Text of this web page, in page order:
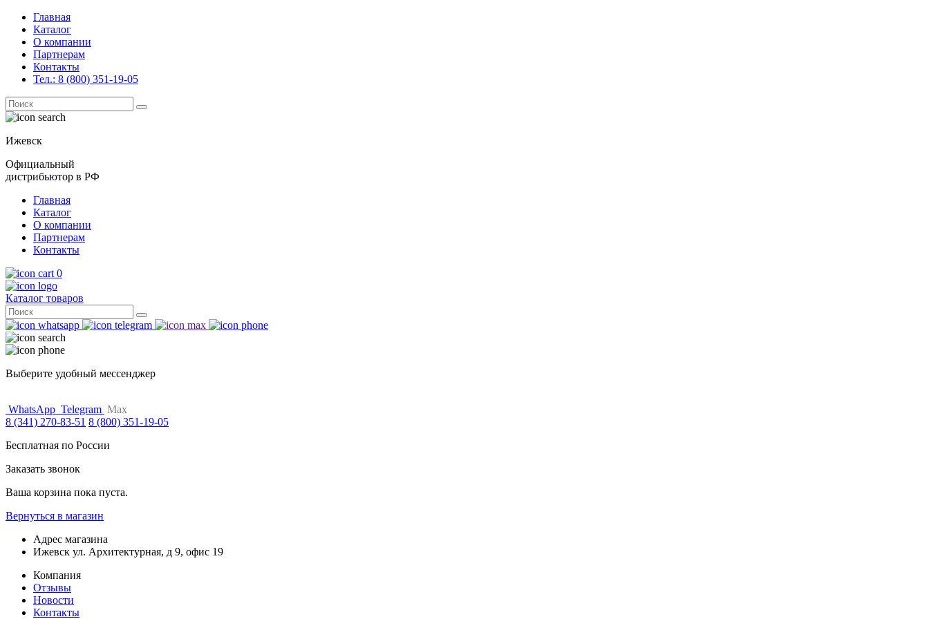
Главная
Каталог
О компании
Партнерам
Контакты
Тел.: 8 (800) 351-19-05
Поиск
for:
Ижевск
Официальный
дистрибьютор в РФ
Главная
Каталог
О компании
Партнерам
Контакты
0
Каталог товаров
Поиск
for:
Выберите удобный мессенджер
WhatsApp Telegram Max
8 (341) 270-83-51 8 (800) 351-19-05
Бесплатная по России
Заказать звонок
Ваша корзина пока пуста.
Вернуться в магазин
Адрес магазина
Ижевск ул. Архитектурная, д 9, офис 19
Компания
Отзывы
Новости
Контакты